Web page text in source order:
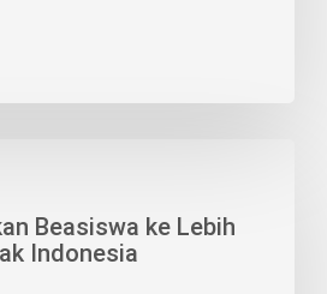
Beasiswa ke Lebih
Indonesia